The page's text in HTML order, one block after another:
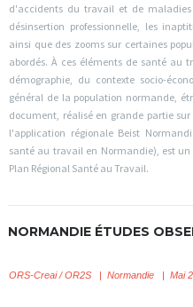
d'accidents du travail et de maladies
désinsertion professionnelle, les
ainsi que des zooms sur certaines
abordés. À ces éléments de santé au
démographie, du contexte socio-
général de la population normande,
document, réalisé en grande partie
l'application régionale Beist
santé au travail en Normandie), est
Plan Régional Santé au Travail.
NORMANDIE ÉTUDES
ORS-Creai / OR2S | Normandie | Mai